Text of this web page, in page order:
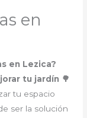
en
en Lezica?
tu jardín 🌳
tu espacio
ser la solución